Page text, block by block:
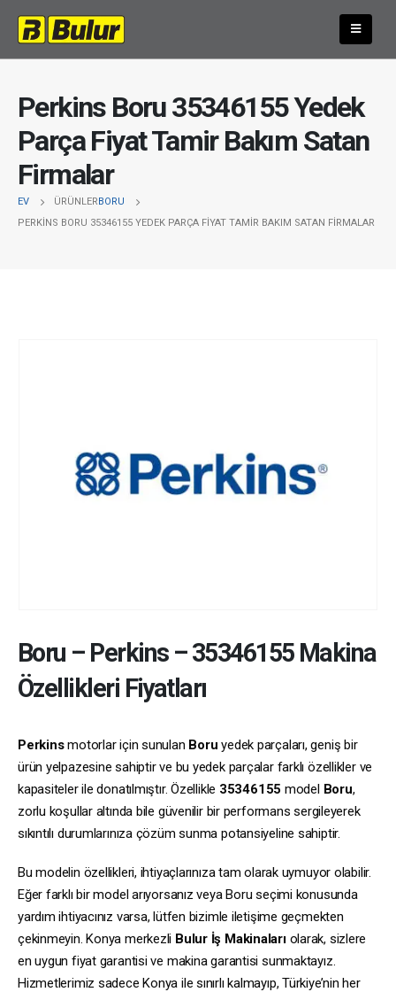
Perkins Boru 35346155 Yedek
Parça Fiyat Tamir Bakım Satan
Firmalar
EV ÜRÜNLERBORU
PERKINS BORU 35346155 YEDEK PARÇA FIYAT TAMIR BAKIM SATAN FIRMALAR
Boru – Perkins–35346155Makina
Özellikleri Fiyatları
Perkinsmotorlar için sunulan Boru yedek parçaları, geniş bir
ürün yelpazesine sahiptir ve bu yedek parçalar farklı özellikler ve
kapasiteler ile donatılmıştır. Özellikle 35346155 model Boru,
zorlu koşullar altında bile güvenilir bir performans sergileyerek
sıkıntılı durumlarınıza çözüm sunma potansiyeline sahiptir.
Bu modelin özellikleri, ihtiyaçlarınıza tam olarak uymuyor olabilir.
Eğer farklı bir model arıyorsanız veya Boru seçimi konusunda
yardım ihtiyacınız varsa, lütfen bizimle iletişime geçmekten
çekinmeyin. Konya merkezli Bulur İş Makinalarıolarak, sizlere
en uygun fiyat garantisi ve makina garantisi sunmaktayız.
Hizmetlerimiz sadece Konya ile sınırlı kalmayıp, Türkiye’nin her